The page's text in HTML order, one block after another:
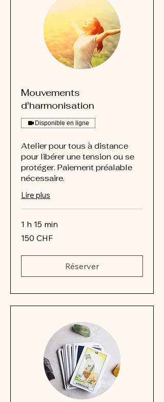
Mouvements
d'harmonisation
Disponible en ligne
Atelier pour tous à distance
pour libérer une tension ou se
protéger. Paiement préalable
nécessaire.
Lire plus
1 h 15 min
francs
150 CHF
Réserver